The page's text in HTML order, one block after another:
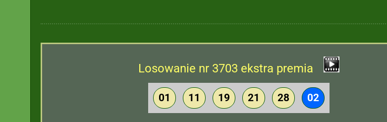
Losowanie nr 3703 ekstra premia
01 11 19 21 28 02